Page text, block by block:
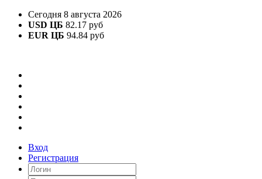
Сегодня 8 августа 2026
USD ЦБ 82.17 руб
EUR ЦБ 94.84 руб
Вход
Регистрация